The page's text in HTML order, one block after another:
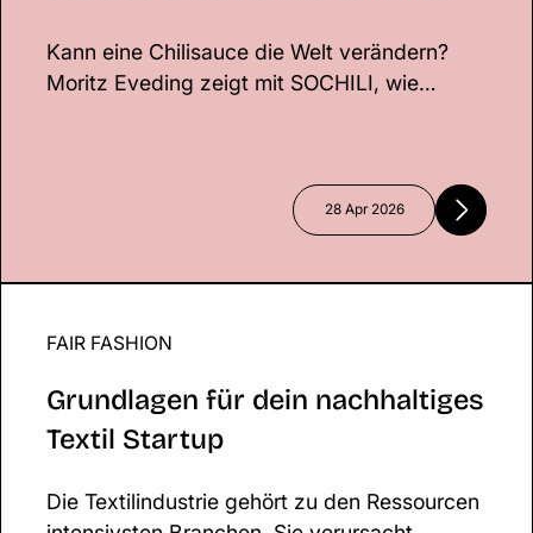
Kann eine Chilisauce die Welt verändern?
Moritz Eveding zeigt mit SOCHILI, wie
verbindet er wirtschaftlichen Erfolg mit
28 Apr 2026
FAIR FASHION
Grundlagen für dein nachhaltiges
Textil Startup
Die Textilindustrie gehört zu den Ressourcen
Grundlagen für dein nachhaltiges Textil Startup